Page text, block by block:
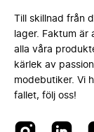
Till skillnad från
lager. Faktum
alla våra
kärlek av
modebutiker. Vi
fallet, följ oss!